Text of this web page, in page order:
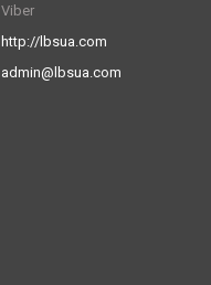
Viber
http://lbsua.com
admin@lbsua.com